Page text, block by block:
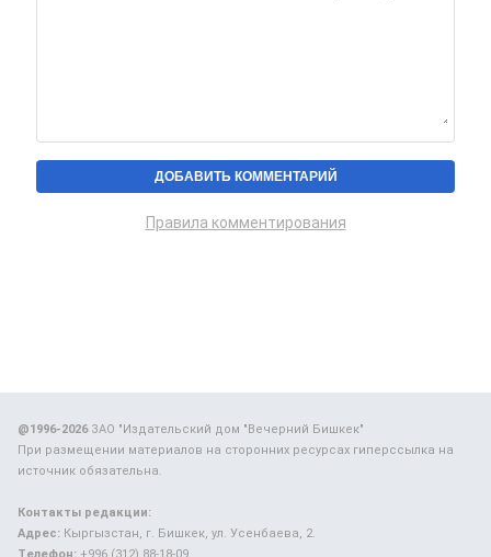
Правила комментирования
@1996-2026ЗАО "Издательский дом "Вечерний Бишкек"
При размещении материалов на сторонних ресурсах гиперссылка на
источник обязательна.
Контакты редакции:
Адрес: Кыргызстан, г. Бишкек, ул. Усенбаева, 2.